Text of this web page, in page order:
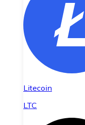
Litecoin
LTC